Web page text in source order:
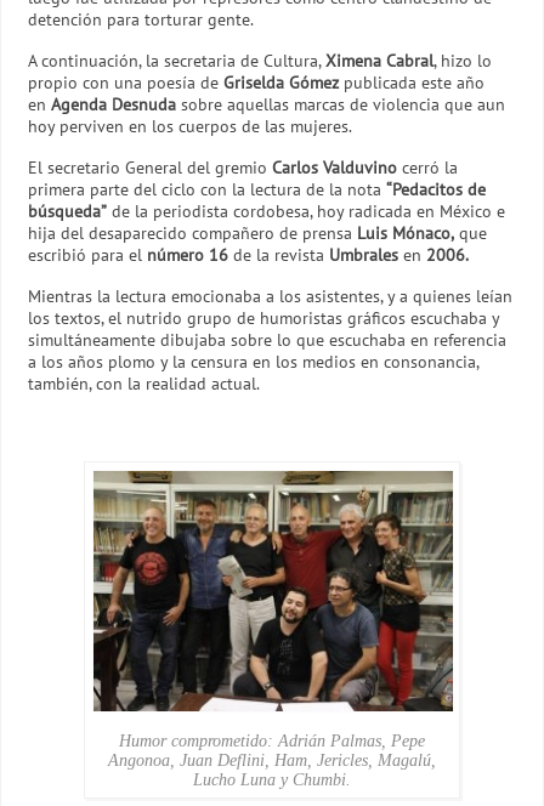
detención para torturar gente.
A continuación, la secretaria de Cultura,Ximena Cabral, hizo lo
propio con una poesía deGriselda Gómez publicada este año
en Agenda Desnudasobre aquellas marcas de violencia que aun
hoy perviven en los cuerpos de las mujeres.
El secretario General del gremioCarlos Valduvino cerró la
primera parte del ciclo con la lectura de la nota“Pedacitos de
búsqueda” de la periodista cordobesa, hoy radicada en México e
hija del desaparecido compañero de prensa Luis Mónaco, que
escribió para el número 16 de la revista Umbralesen 2006.
Mientras la lectura emocionaba a los asistentes, y a quienes leían
los textos, el nutrido grupo de humoristas gráficos escuchaba y
simultáneamente dibujaba sobre lo que escuchaba en referencia
a los años plomo y la censura en los medios en consonancia,
también, con la realidad actual.
Humor comprometido: Adrián Palmas, Pepe
Angonoa, Juan Deflini, Ham, Jericles, Magalú,
Lucho Luna y Chumbi.